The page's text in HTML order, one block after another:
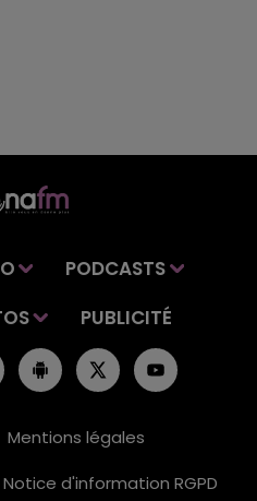
PODCASTS
PUBLICITÉ
Mentions légales
Notice d'information RGPD